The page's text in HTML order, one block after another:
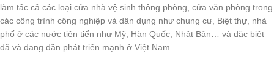
làm tấc cả các loại cửa nhà vệ sinh thông phòng, cửa văn phòng trong
các công trình công nghiệp và dân dụng như chung cư, Biệt thự, nhà
phố ở các nước tiên tiến như Mỹ, Hàn Quốc, Nhật Bản… và đặc biệt
đã và đang dần phát triển mạnh ở Việt Nam.